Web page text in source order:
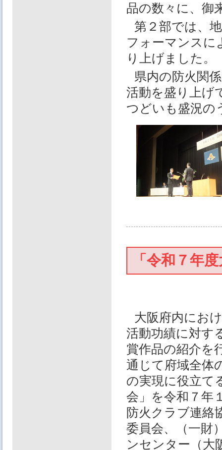
品の数々に、御
第２部では、
フォーマンスに
り上げました。
県内の防火関
活動を盛り上げ
つどいも盛況の
「令和７年
大阪府内にお
活動功績に対す
賞作品の紹介を
通じて府域全体
の実現に役立て
会」を令和７年
防火クラブ連絡
委員会、（一財
ンセンター（大